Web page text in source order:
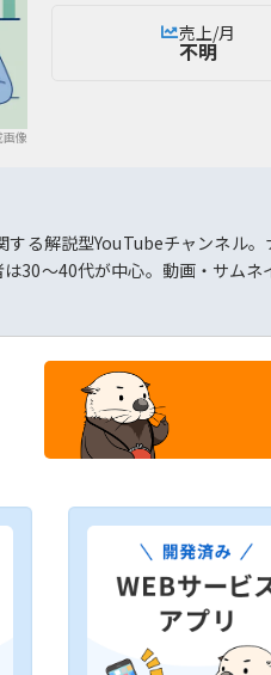
像
売上/月
不明
する解説型YouTubeチャンネル
30～40代が中心。動画・サム